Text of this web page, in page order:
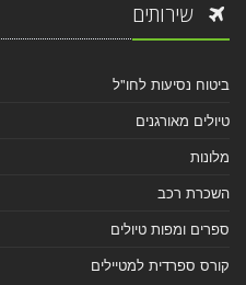
שירותים
ביטוח נסיעות לחו"ל
טיולים מאורגנים
מלונות
השכרת רכב
ספרים ומפות טיולים
קורס ספרדית למטיילים